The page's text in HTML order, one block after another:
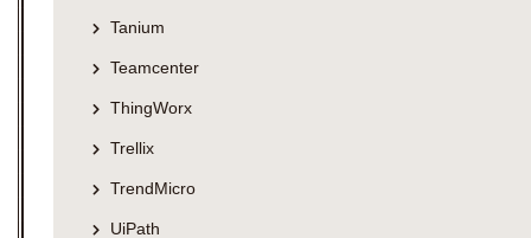
Tanium
Teamcenter
ThingWorx
Trellix
TrendMicro
UiPath